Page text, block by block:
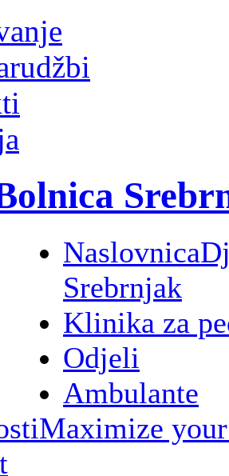
Naslovnica
Srebrnjak
Klinika za
Odjeli
Ambulante
Maximize